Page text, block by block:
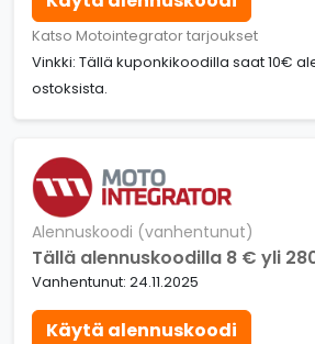
Katso Motointegrator tarjoukset
Vinkki: Tällä kuponkikoodilla saat 10€
ostoksista.
Alennuskoodi (vanhentunut)
Tällä alennuskoodilla 8 € yli
Vanhentunut: 24.11.2025
Käytä alennuskoodi